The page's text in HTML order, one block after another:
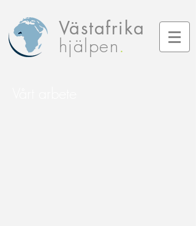
Västafrika
hjälpen.